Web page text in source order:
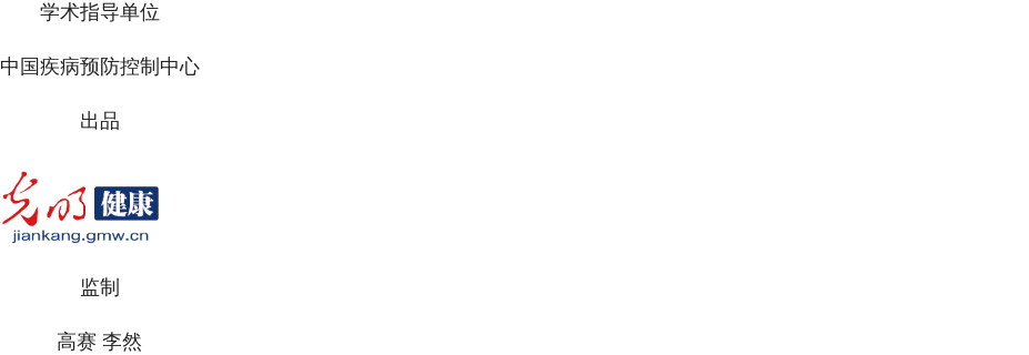
学术指导单位
中国疾病预防控制中心
出品
监制
高赛 李然